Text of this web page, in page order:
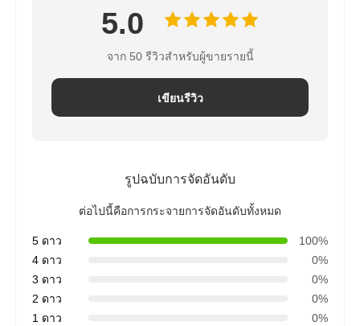
5.0
จาก 50 รีวิวสำหรับผู้ขายรายนี้
เขียนรีวิว
รูปฉบับการจัดอันดับ
ต่อไปนี้คือการกระจายการจัดอันดับทั้งหมด
5 ดาว
100%
4 ดาว
0%
3 ดาว
0%
2 ดาว
0%
1 ดาว
0%